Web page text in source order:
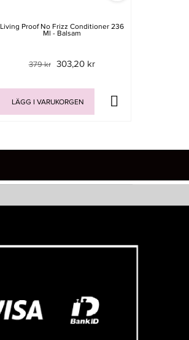
Living Proof No Frizz Conditioner 236
Ml - Balsam
379 kr 303,20 kr
LÄGG I VARUKORGEN